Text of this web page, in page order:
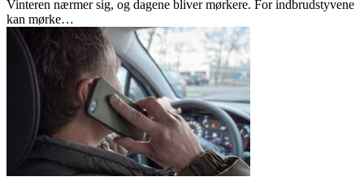
Vinteren nærmer sig, og dagene bliver mørkere. For indbrudstyvene
kan mørke…